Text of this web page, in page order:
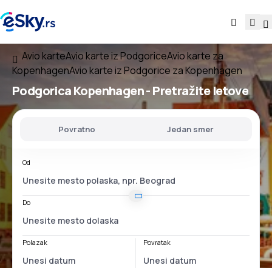
Avio karteAvio karte iz PodgoriceAvio karte za
KopenhagenAvio karte iz Podgorice za Kopenhagen
Podgorica Kopenhagen- Pretražite letove
Povratno Jedan smer
Od
Do
Polazak Povratak